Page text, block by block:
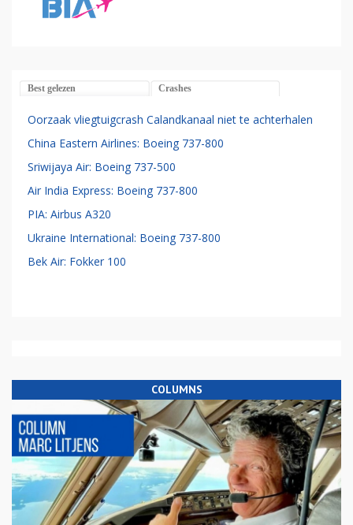
Best gelezen Crashes
Oorzaak vliegtuigcrash Calandkanaal niet te achterhalen
China Eastern Airlines: Boeing 737-800
Sriwijaya Air: Boeing 737-500
Air India Express: Boeing 737-800
PIA: Airbus A320
Ukraine International: Boeing 737-800
Bek Air: Fokker 100
COLUMNS